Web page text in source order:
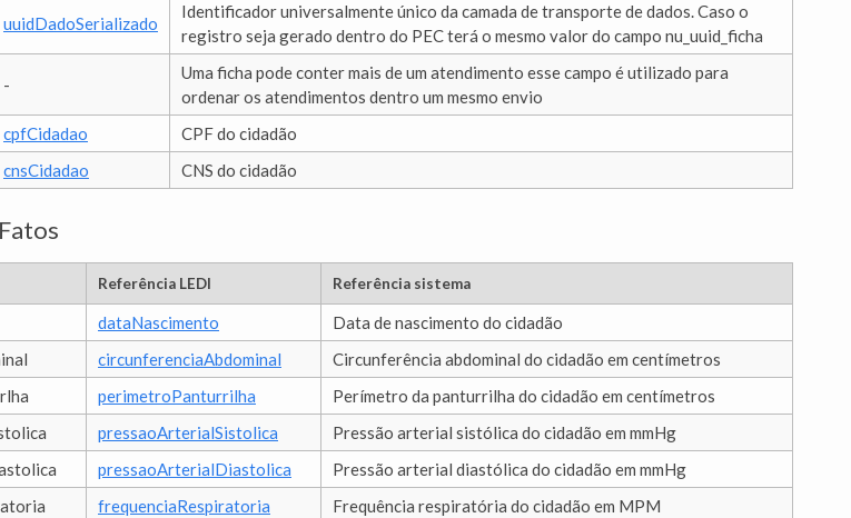
uuidDadoSerializado
Identificador universalmente único da camada de transporte de dados. Caso o
registro seja gerado dentro do PEC terá o mesmo valor do campo nu_uuid_ficha
-
Uma ficha pode conter mais de um atendimento esse campo é utilizado para
ordenar os atendimentos dentro um mesmo envio
cpfCidadao
CPF do cidadão
cnsCidadao CNS do cidadão
Referência LEDI Referência sistema
dataNascimento
Data de nascimento do cidadão
circunferenciaAbdominal
Circunferência abdominal do cidadão em centímetros
perimetroPanturrilha
Perímetro da panturrilha do cidadão em centímetros
pressaoArterialSistolica
Pressão arterial sistólica do cidadão em mmHg
pressaoArterialDiastolica
Pressão arterial diastólica do cidadão em mmHg
frequenciaRespiratoria
Frequência respiratória do cidadão em MPM